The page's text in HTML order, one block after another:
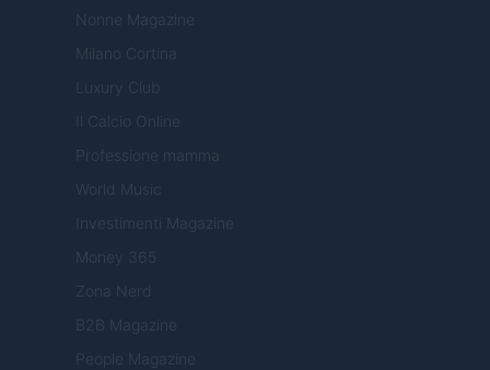
Nonne Magazine
Milano Cortina
Luxury Club
Il Calcio Online
Professione mamma
World Music
Investimenti Magazine
Money 365
Zona Nerd
B2B Magazine
People Magazine